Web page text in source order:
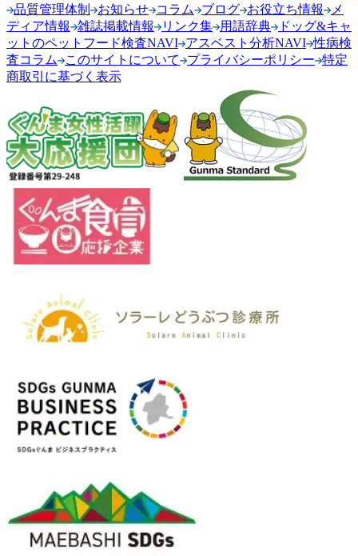
品質管理体制
お知らせ コラム ブログ お役立ち情報
メ
ディア情報
雑誌掲載情報 リンク集 用語辞典
ドッグ&キャ
ットのペットフード検査NAVI アスベスト分析NAVI 性病検
査コラム
このサイトについて プライバシーポリシー 特定
商取引に基づく表示